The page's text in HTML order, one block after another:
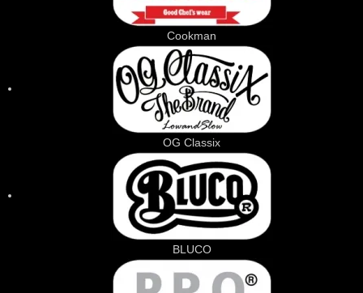
Cookman
OG Classix
BLUCO